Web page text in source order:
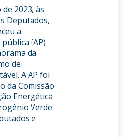
2023, às
Deputados,
a
(AP)
da
de
A AP foi
da Comissão
Energética
Verde
e